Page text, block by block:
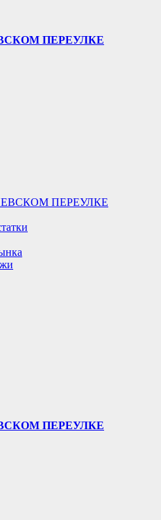
ПЕРЕУЛКЕ
ПЕРЕУЛКЕ
ПЕРЕУЛКЕ